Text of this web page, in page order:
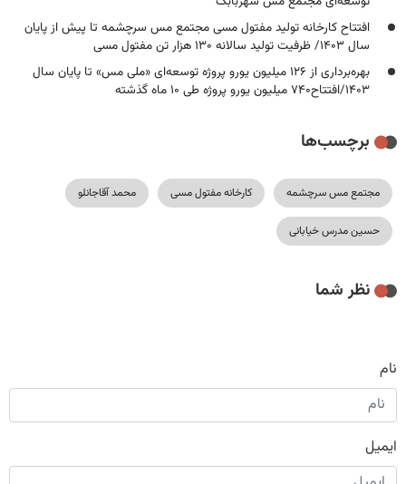
افتتاح کارخانه تولید مفتول مسی مجتمع مس سرچشمه تا پیش از پایان
سال ۱۴۰۳/ ظرفیت تولید سالانه ۱۳۰ هزار تن مفتول مسی
بهره‌برداری از ۱۲۶ میلیون یورو پروژه توسعه‌ای «ملی مس» تا پایان سال
۱۴۰۳/افتتاح۷۴۰ میلیون یورو پروژه طی ۱۰ ماه گذشته
برچسب‌ها
مجتمع مس سرچشمه کارخانه مفتول مسی محمد آقاجانلو
حسین مدرس خیابانی
نظر شما
نام
ایمیل